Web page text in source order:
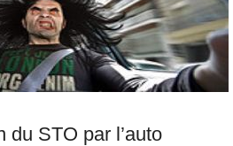
du STO par l’auto